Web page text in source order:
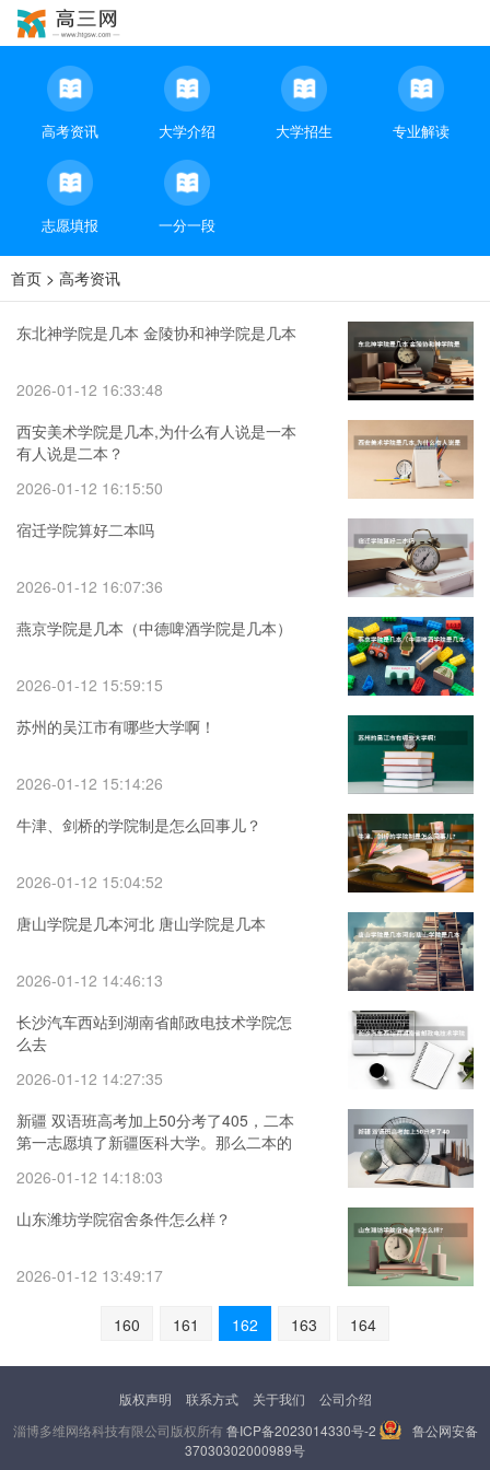
高考资讯 大学介绍 大学招生 专业解读
志愿填报 一分一段
首页 > 高考资讯
东北神学院是几本 金陵协和神学院是几本
2026-01-12 16:33:48
西安美术学院是几本,为什么有人说是一本
有人说是二本？
2026-01-12 16:15:50
宿迁学院算好二本吗
2026-01-12 16:07:36
燕京学院是几本（中德啤酒学院是几本）
2026-01-12 15:59:15
苏州的吴江市有哪些大学啊！
2026-01-12 15:14:26
牛津、剑桥的学院制是怎么回事儿？
2026-01-12 15:04:52
唐山学院是几本河北 唐山学院是几本
2026-01-12 14:46:13
长沙汽车西站到湖南省邮政电技术学院怎
么去
2026-01-12 14:27:35
新疆 双语班高考加上50分考了405，二本
第一志愿填了新疆医科大学。那么二本的
2026-01-12 14:18:03
山东潍坊学院宿舍条件怎么样？
2026-01-12 13:49:17
160 161 162 163 164
版权声明 联系方式 关于我们
公司介绍
淄博多维网络科技有限公司版权所有鲁ICP备2023014330号-2
鲁公网安备
37030302000989号